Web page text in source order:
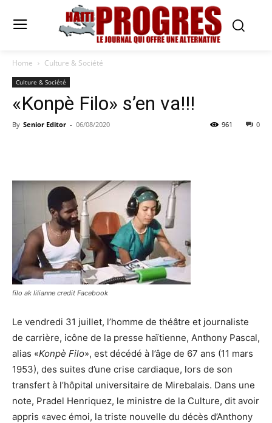
Home Culture & Société
Culture & Société
«Konpè Filo» s’en va!!!
By Senior Editor - 06/08/2020 0
961
filo ak lilianne credit Facebook
Le vendredi 31 juillet, l’homme de théâtre et journaliste
de carrière, icône de la presse haïtienne, Anthony Pascal,
alias «Konpè Filo», est décédé à l’âge de 67 ans (11 mars
1953), des suites d’une crise cardiaque, lors de son
transfert à l’hôpital universitaire de Mirebalais. Dans une
note, Pradel Henriquez, le ministre de la Culture, dit avoir
appris «avec émoi, la triste nouvelle du décès d’Anthony